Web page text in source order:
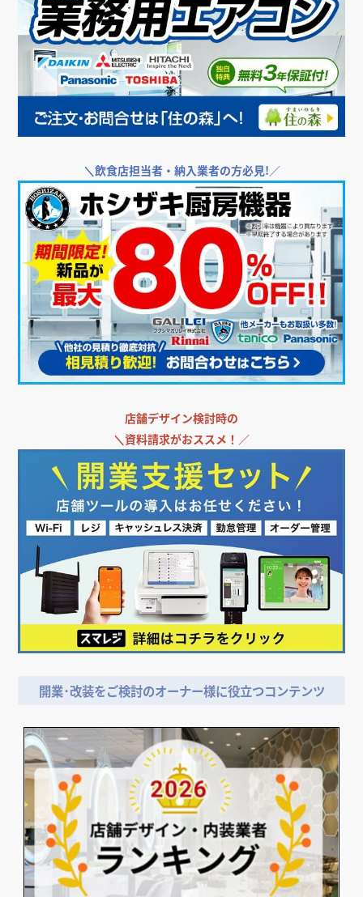
店舗・オフィス運営者様向け支援サービス
＼飲食店・店舗向けエアコンをお探しなら／
＼飲食店担当者・納入業者の方必見!／
店舗デザイン検討時の
＼資料請求がおススメ！／